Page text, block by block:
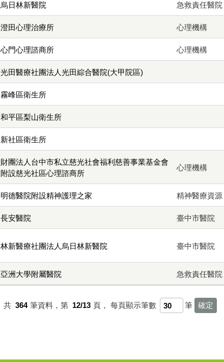
烏日林新醫院 急救責任醫院
澄田心理治療所 心理機構
心門心理諮商所 心理機構
光田醫療社團法人光田綜合醫院(大甲院區)
霧峰區衛生所
和平區梨山衛生所
新社區衛生所
財團法人台中市私立慈光社會福利慈善事業基金會
附設慈光社區心理諮商所
心理機構
明德醫院附設精神護理之家 精神醫療資源
長安醫院 臺中市醫院
林新醫療社團法人烏日林新醫院 臺中市醫院
亞洲大學附屬醫院 急救責任醫院
共 364 筆資料，第 12/13 頁， 每頁顯示筆數 筆